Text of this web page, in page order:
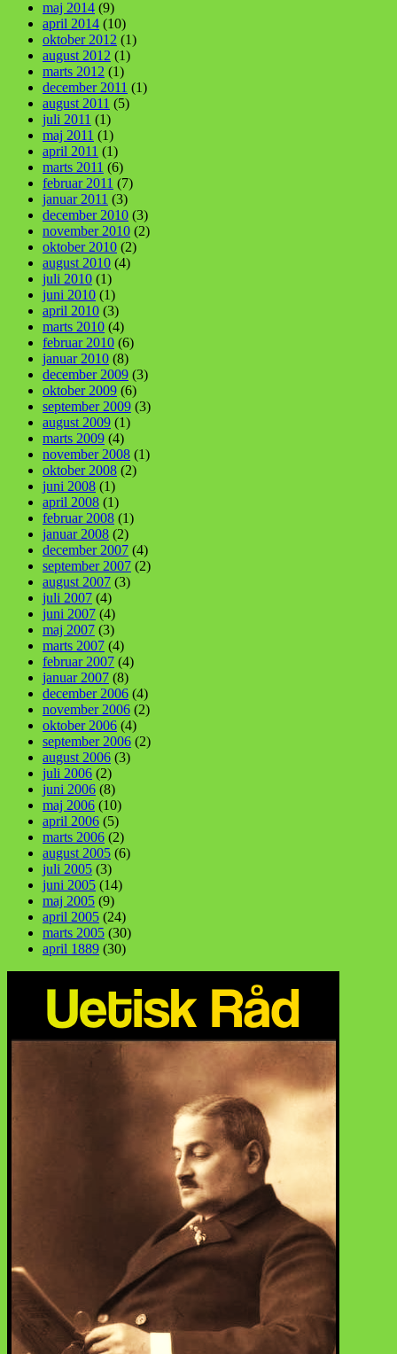
maj 2014 (9)
april 2014 (10)
oktober 2012 (1)
august 2012 (1)
marts 2012 (1)
december 2011 (1)
august 2011 (5)
juli 2011 (1)
maj 2011 (1)
april 2011 (1)
marts 2011 (6)
februar 2011 (7)
januar 2011 (3)
december 2010 (3)
november 2010 (2)
oktober 2010 (2)
august 2010 (4)
juli 2010 (1)
juni 2010 (1)
april 2010 (3)
marts 2010 (4)
februar 2010 (6)
januar 2010 (8)
december 2009 (3)
oktober 2009 (6)
september 2009 (3)
august 2009 (1)
marts 2009 (4)
november 2008 (1)
oktober 2008 (2)
juni 2008 (1)
april 2008 (1)
februar 2008 (1)
januar 2008 (2)
december 2007 (4)
september 2007 (2)
august 2007 (3)
juli 2007 (4)
juni 2007 (4)
maj 2007 (3)
marts 2007 (4)
februar 2007 (4)
januar 2007 (8)
december 2006 (4)
november 2006 (2)
oktober 2006 (4)
september 2006 (2)
august 2006 (3)
juli 2006 (2)
juni 2006 (8)
maj 2006 (10)
april 2006 (5)
marts 2006 (2)
august 2005 (6)
juli 2005 (3)
juni 2005 (14)
maj 2005 (9)
april 2005 (24)
marts 2005 (30)
april 1889 (30)